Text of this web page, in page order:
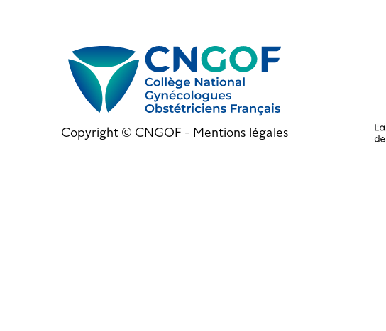
Copyright © CNGOF - Mentions légales